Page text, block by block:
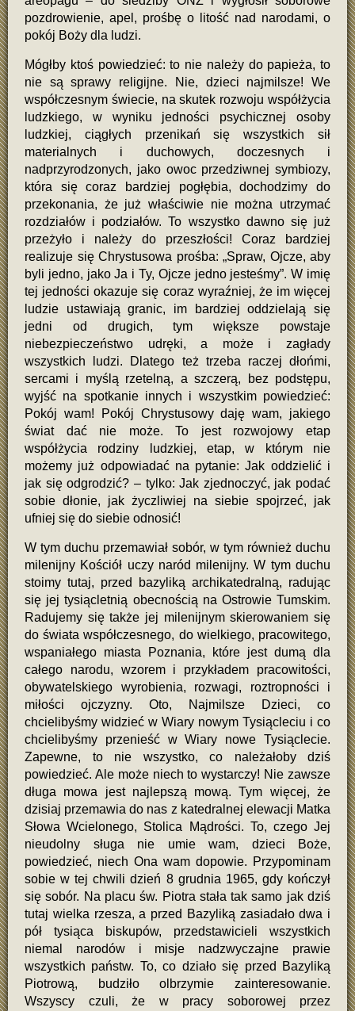
pozdrowienie, apel, prośbę o litość nad narodami, o
pokój Boży dla ludzi.
Mógłby ktoś powiedzieć: to nie należy do papieża, to
nie są sprawy religijne. Nie, dzieci najmilsze! We
współczesnym świecie, na skutek rozwoju współżycia
ludzkiego, w wyniku jedności psychicznej osoby
ludzkiej, ciągłych przenikań się wszystkich sił
materialnych i duchowych, doczesnych i
nadprzyrodzonych, jako owoc przedziwnej symbiozy,
która się coraz bardziej pogłębia, dochodzimy do
przekonania, że już właściwie nie można utrzymać
rozdziałów i podziałów. To wszystko dawno się już
przeżyło i należy do przeszłości! Coraz bardziej
realizuje się Chrystusowa prośba: „Spraw, Ojcze, aby
byli jedno, jako Ja i Ty, Ojcze jedno jesteśmy”. W imię
tej jedności okazuje się coraz wyraźniej, że im więcej
ludzie ustawiają granic, im bardziej oddzielają się
jedni od drugich, tym większe powstaje
niebezpieczeństwo udręki, a może i zagłady
wszystkich ludzi. Dlatego też trzeba raczej dłońmi,
sercami i myślą rzetelną, a szczerą, bez podstępu,
wyjść na spotkanie innych i wszystkim powiedzieć:
Pokój wam! Pokój Chrystusowy daję wam, jakiego
świat dać nie może. To jest rozwojowy etap
współżycia rodziny ludzkiej, etap, w którym nie
możemy już odpowiadać na pytanie: Jak oddzielić i
jak się odgrodzić? – tylko: Jak zjednoczyć, jak podać
sobie dłonie, jak życzliwiej na siebie spojrzeć, jak
ufniej się do siebie odnosić!
W tym duchu przemawiał sobór, w tym również duchu
milenijny Kościół uczy naród milenijny. W tym duchu
stoimy tutaj, przed bazyliką archikatedralną, radując
się jej tysiącletnią obecnością na Ostrowie Tumskim.
Radujemy się także jej milenijnym skierowaniem się
do świata współczesnego, do wielkiego, pracowitego,
wspaniałego miasta Poznania, które jest dumą dla
całego narodu, wzorem i przykładem pracowitości,
obywatelskiego wyrobienia, rozwagi, roztropności i
miłości ojczyzny. Oto, Najmilsze Dzieci, co
chcielibyśmy widzieć w Wiary nowym Tysiącleciu i co
chcielibyśmy przenieść w Wiary nowe Tysiąclecie.
Zapewne, to nie wszystko, co należałoby dziś
powiedzieć. Ale może niech to wystarczy! Nie zawsze
długa mowa jest najlepszą mową. Tym więcej, że
dzisiaj przemawia do nas z katedralnej elewacji Matka
Słowa Wcielonego, Stolica Mądrości. To, czego Jej
nieudolny sługa nie umie wam, dzieci Boże,
powiedzieć, niech Ona wam dopowie. Przypominam
sobie w tej chwili dzień 8 grudnia 1965, gdy kończył
się sobór. Na placu św. Piotra stała tak samo jak dziś
tutaj wielka rzesza, a przed Bazyliką zasiadało dwa i
pół tysiąca biskupów, przedstawicieli wszystkich
niemal narodów i misje nadzwyczajne prawie
wszystkich państw. To, co działo się przed Bazyliką
Piotrową, budziło olbrzymie zainteresowanie.
Wszyscy czuli, że w pracy soborowej przez